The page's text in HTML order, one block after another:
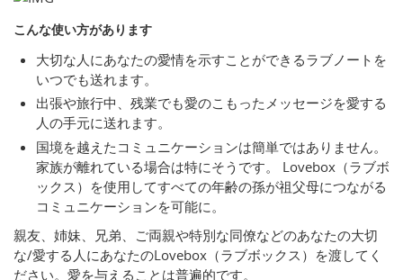
こんな使い方があります
大切な人にあなたの愛情を示すことができるラブノートを
いつでも送れます。
出張や旅行中、残業でも愛のこもったメッセージを愛する
人の手元に送れます。
国境を越えたコミュニケーションは簡単ではありません。
家族が離れている場合は特にそうです。 Lovebox（ラブボ
ックス）を使用してすべての年齢の孫が祖父母につながる
コミュニケーションを可能に。
親友、姉妹、兄弟、ご両親や特別な同僚などのあなたの大切
な/愛する人にあなたのLovebox（ラブボックス）を渡してく
ださい。愛を与えることは普遍的です。